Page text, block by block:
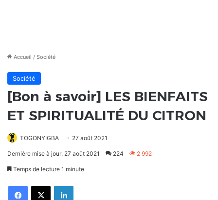
Accueil / Société
Société
[Bon à savoir] LES BIENFAITS
ET SPIRITUALITÉ DU CITRON
TOGONYIGBA 27 août 2021
Dernière mise à jour: 27 août 2021 224 2 992
Temps de lecture 1 minute
FacebookX Linkedin